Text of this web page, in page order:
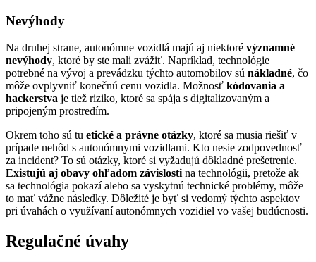
Nevýhody
Na druhej strane, autonómne vozidlá majú aj niektoré významné
nevýhody, ktoré by ste mali zvážiť. Napríklad, technológie
potrebné na vývoj a prevádzku týchto automobilov sú nákladné, čo
môže ovplyvniť konečnú cenu vozidla. Možnosť kódovania a
hackerstva je tiež riziko, ktoré sa spája s digitalizovaným a
pripojeným prostredím.
Okrem toho sú tu etické a právne otázky, ktoré sa musia riešiť v
prípade nehôd s autonómnymi vozidlami. Kto nesie zodpovednosť
za incident? To sú otázky, ktoré si vyžadujú dôkladné prešetrenie.
Existujú aj obavy ohľadom závislostina technológii, pretože ak
sa technológia pokazí alebo sa vyskytnú technické problémy, môže
to mať vážne následky. Dôležité je byť si vedomý týchto aspektov
pri úvahách o využívaní autonómnych vozidiel vo vašej budúcnosti.
Regulačné úvahy